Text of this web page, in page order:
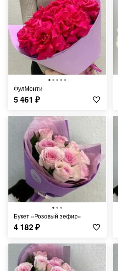
ФулМонти
5 461 ₽
Букет «Розовый зефир»
4 182₽